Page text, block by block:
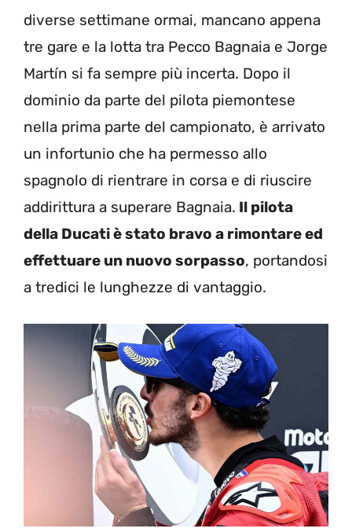
diverse settimane ormai, mancano appena
tre gare e la lotta tra Pecco Bagnaia e Jorge
Martín si fa sempre più incerta. Dopo il
dominio da parte del pilota piemontese
nella prima parte del campionato, è arrivato
un infortunio che ha permesso allo
spagnolo di rientrare in corsa e di riuscire
addirittura a superare Bagnaia. Il pilota
della Ducati è stato bravo a rimontare ed
effettuare un nuovo sorpasso, portandosi
a tredici le lunghezze di vantaggio.